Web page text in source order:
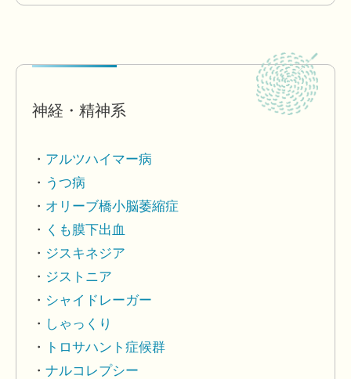
神経・精神系
アルツハイマー病
うつ病
オリーブ橋小脳萎縮症
くも膜下出血
ジスキネジア
ジストニア
シャイドレーガー
しゃっくり
トロサハント症候群
ナルコレプシー